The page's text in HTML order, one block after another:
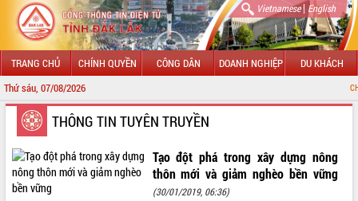
Vietnamese| English
TRANG CHỦ CHÍNH QUYỀN CÔNG DÂN DOANH NGHIỆP DU KHÁCH
Thứ sáu, 07/08/2026 CHÀO MỪNG
GIỚI THIỆU
LÃNH ĐẠO UBND TỈNH
TIN TỨC SỰ KIỆN
THÔNG TIN TUYÊN TRUYỀN
Tạo đột phá trong xây dựng nông
thôn mới và giảm nghèo bền vững
(30/01/2019, 06:36)